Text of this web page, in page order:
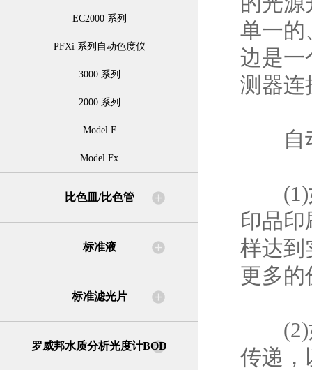
EC2000 系列
PFXi 系列自动色度仪
3000 系列
2000 系列
Model F
Model Fx
比色皿/比色管
标准液
标准滤光片
罗威邦水质分析光度计BOD
单一的
边是一
测器连
自动
(1)如
印品
样达到
更多的
(2)如
传递，